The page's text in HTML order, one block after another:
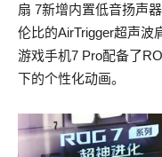
扇 7新增内置低音扬声
伦比的AirTrigger超声波
游戏手机7 Pro配备了
下的个性化动画。